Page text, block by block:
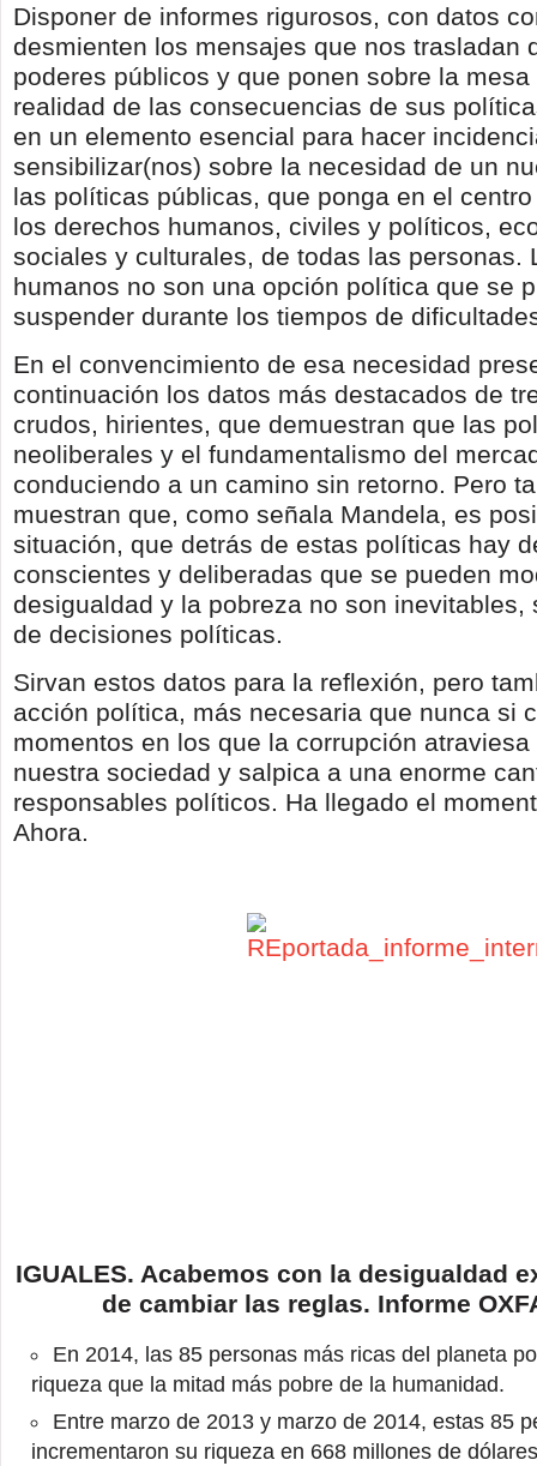
Disponer de informes rigurosos, con datos
desmienten los mensajes que nos trasladan
poderes públicos y que ponen sobre la mesa
realidad de las consecuencias de sus
en un elemento esencial para hacer
sensibilizar(nos) sobre la necesidad de un
las políticas públicas, que ponga en el
los derechos humanos, civiles y políticos,
sociales y culturales, de todas las personas.
humanos no son una opción política que se
suspender durante los tiempos de
En el convencimiento de esa necesidad
continuación los datos más destacados de
crudos, hirientes, que demuestran que las
neoliberales y el fundamentalismo del
conduciendo a un camino sin retorno. Pero
muestran que, como señala Mandela, es
situación, que detrás de estas políticas hay
conscientes y deliberadas que se pueden
desigualdad y la pobreza no son inevitables,
de decisiones políticas.
Sirvan estos datos para la reflexión, pero
acción política, más necesaria que nunca si
momentos en los que la corrupción
nuestra sociedad y salpica a una enorme
responsables políticos. Ha llegado el
Ahora.
IGUALES. Acabemos con la desigualdad
de cambiar las reglas. Informe
En 2014, las 85 personas más ricas del planeta
riqueza que la mitad más pobre de la humanidad.
Entre marzo de 2013 y marzo de 2014, estas 85
incrementaron su riqueza en 668 millones de